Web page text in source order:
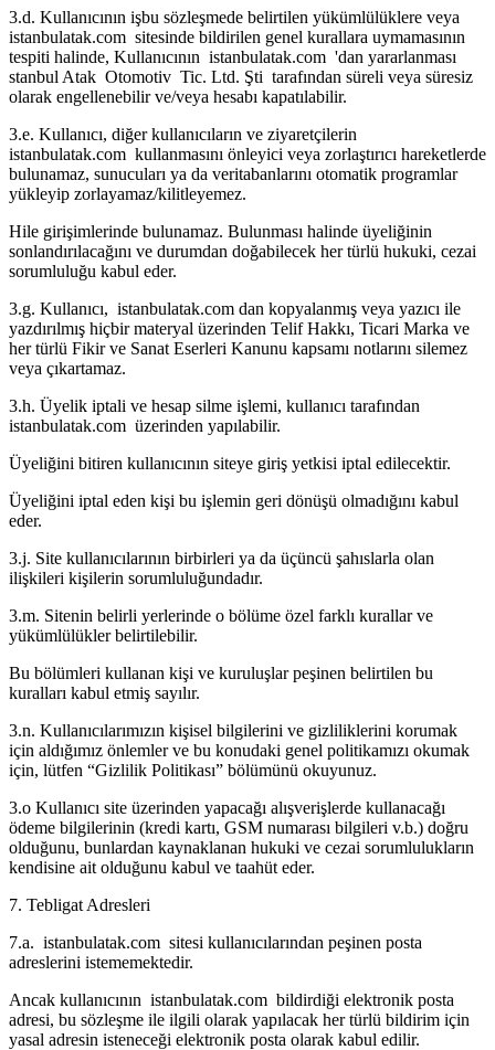
3.d. Kullanıcının işbu sözleşmede belirtilen yükümlülüklere veya
istanbulatak.com sitesinde bildirilen genel kurallara uymamasının
tespiti halinde, Kullanıcının istanbulatak.com 'dan yararlanması
stanbul Atak Otomotiv Tic. Ltd. Şti tarafından süreli veya süresiz
olarak engellenebilir ve/veya hesabı kapatılabilir.
3.e. Kullanıcı, diğer kullanıcıların ve ziyaretçilerin
istanbulatak.com kullanmasını önleyici veya zorlaştırıcı hareketlerde
bulunamaz, sunucuları ya da veritabanlarını otomatik programlar
yükleyip zorlayamaz/kilitleyemez.
Hile girişimlerinde bulunamaz. Bulunması halinde üyeliğinin
sonlandırılacağını ve durumdan doğabilecek her türlü hukuki, cezai
sorumluluğu kabul eder.
3.g. Kullanıcı, istanbulatak.com dan kopyalanmış veya yazıcı ile
yazdırılmış hiçbir materyal üzerinden Telif Hakkı, Ticari Marka ve
her türlü Fikir ve Sanat Eserleri Kanunu kapsamı notlarını silemez
veya çıkartamaz.
3.h. Üyelik iptali ve hesap silme işlemi, kullanıcı tarafından
istanbulatak.com üzerinden yapılabilir.
Üyeliğini bitiren kullanıcının siteye giriş yetkisi iptal edilecektir.
Üyeliğini iptal eden kişi bu işlemin geri dönüşü olmadığını kabul
eder.
3.j. Site kullanıcılarının birbirleri ya da üçüncü şahıslarla olan
ilişkileri kişilerin sorumluluğundadır.
3.m. Sitenin belirli yerlerinde o bölüme özel farklı kurallar ve
yükümlülükler belirtilebilir.
Bu bölümleri kullanan kişi ve kuruluşlar peşinen belirtilen bu
kuralları kabul etmiş sayılır.
3.n. Kullanıcılarımızın kişisel bilgilerini ve gizliliklerini korumak
için aldığımız önlemler ve bu konudaki genel politikamızı okumak
için, lütfen “Gizlilik Politikası” bölümünü okuyunuz.
3.o Kullanıcı site üzerinden yapacağı alışverişlerde kullanacağı
ödeme bilgilerinin (kredi kartı, GSM numarası bilgileri v.b.) doğru
olduğunu, bunlardan kaynaklanan hukuki ve cezai sorumlulukların
kendisine ait olduğunu kabul ve taahüt eder.
7. Tebligat Adresleri
7.a. istanbulatak.com sitesi kullanıcılarından peşinen posta
adreslerini istememektedir.
Ancak kullanıcının istanbulatak.com bildirdiği elektronik posta
adresi, bu sözleşme ile ilgili olarak yapılacak her türlü bildirim için
yasal adresin isteneceği elektronik posta olarak kabul edilir.